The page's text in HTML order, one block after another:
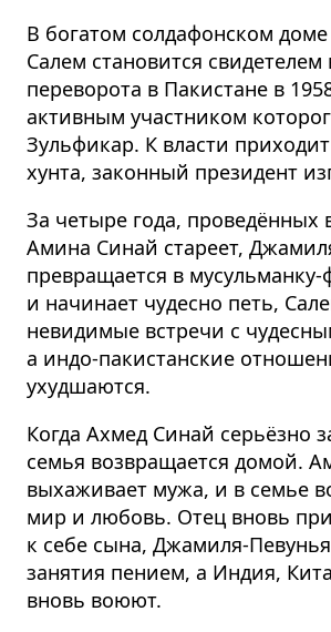
В богатом солдафонском доме
Салем становится свидетелем
переворота в Пакистане в
активным участником
Зульфикар. К власти
хунта, законный президент
За четыре года, проведённых
Амина Синай стареет,
превращается в мусульманку-
и начинает чудесно петь,
невидимые встречи с
а индо-пакистанские
ухудшаются.
Когда Ахмед Синай серьёзно
семья возвращается домой.
выхаживает мужа, и в семье
мир и любовь. Отец вновь
к себе сына, Джамиля-
занятия пением, а Индия,
вновь воюют.